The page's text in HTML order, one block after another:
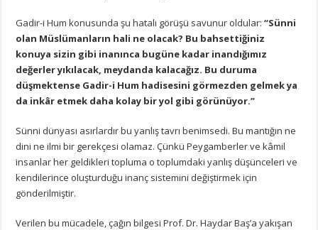
Gadir-i Hum konusunda şu hatalı görüşü savunur oldular:“Sünni
olan Müslümanların hali ne olacak? Bu bahsettiğiniz
konuya sizin gibi inanınca bugüne kadar inandığımız
değerler yıkılacak, meydanda kalacağız. Bu duruma
düşmektense Gadir-i Hum hadisesini görmezden gelmek ya
da inkâr etmek daha kolay bir yol gibi görünüyor.”
Sünni dünyası asırlardır bu yanlış tavrı benimsedi. Bu mantığın ne
dini ne ilmi bir gerekçesi olamaz. Çünkü Peygamberler ve kâmil
insanlar her geldikleri topluma o toplumdaki yanlış düşünceleri ve
kendilerince oluşturduğu inanç sistemini değiştirmek için
gönderilmiştir.
Verilen bu mücadele, çağın bilgesi Prof. Dr. Haydar Baş’a yakışan